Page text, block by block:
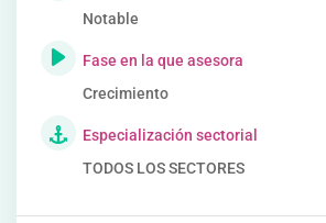
Notable
Fase en la que asesora
Crecimiento
Especialización sectorial
TODOS LOS SECTORES